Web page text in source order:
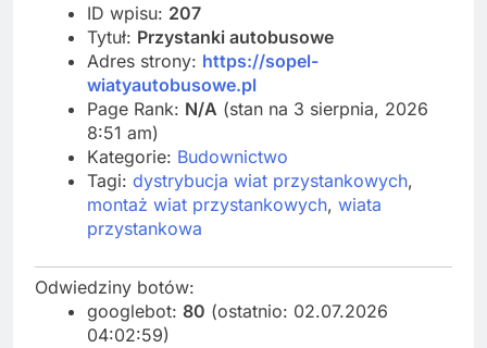
ID wpisu: 207
Tytuł: Przystanki autobusowe
Adres strony: https://sopel-
wiatyautobusowe.pl
Page Rank: N/A (stan na 3 sierpnia, 2026
8:51 am)
Kategorie: Budownictwo
Tagi: dystrybucja wiat przystankowych,
montaż wiat przystankowych, wiata
przystankowa
Odwiedziny botów:
googlebot: 80 (ostatnio: 02.07.2026
04:02:59)